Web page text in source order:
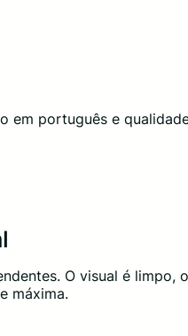
em português e
O visual é
máxima.